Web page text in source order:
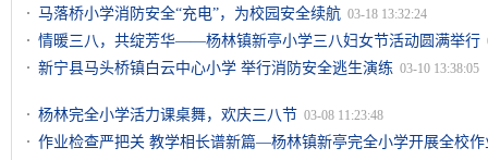
马落桥小学消防安全“充电”，为校园安全续航 03-18 13:32:24
情暖三八，共绽芳华——杨林镇新亭小学三八妇女节活动圆满举行
新宁县马头桥镇白云中心小学 举行消防安全逃生演练 03-10 13:38:05
杨林完全小学活力课桌舞，欢庆三八节 03-08 11:23:48
作业检查严把关 教学相长谱新篇—杨林镇新亭完全小学开展全校作